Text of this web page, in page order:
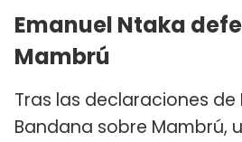
Emanuel Ntaka
Mambrú
Tras las declaraciones de
Bandana sobre Mambrú,